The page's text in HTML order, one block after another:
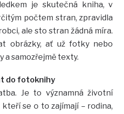
je skutečná kniha, v
počtem stran, zpravidla
ale sto stran žádná míra.
obrázky, ať už fotky nebo
a samozřejmě texty.
do fotoknihy
Je to významná životní
se o to zajímají – rodina,